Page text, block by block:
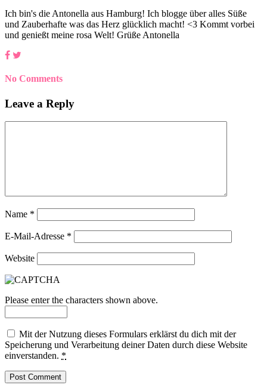
Ich bin's die Antonella aus Hamburg! Ich blogge über alles Süße
und Zauberhafte was das Herz glücklich macht! <3 Kommt vorbei
und genießt meine rosa Welt! Grüße Antonella
No Comments
Leave a Reply
Name *
E-Mail-Adresse *
Website
Please enter the characters shown above.
Mit der Nutzung dieses Formulars erklärst du dich mit der
Speicherung und Verarbeitung deiner Daten durch diese Website
einverstanden. *